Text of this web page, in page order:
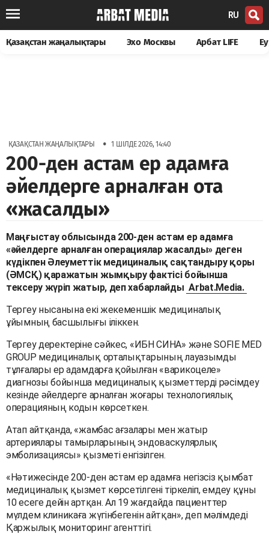
RU
Қазақстан жаңалықтары Эхо Москвы Арбат LIFE
ҚАЗАҚСТАН ЖАҢАЛЫҚТАРЫ • 1 ШІЛДЕ 2026, 14:40
200-ден астам ер адамға
әйелдерге арналған ота
«жасалды»
Маңғыстау облысында 200-ден астам ер адамға
«әйелдерге арналған операциялар жасалды» деген
күдікпен Әлеуметтік медициналық сақтандыру қоры
(ӘМСҚ) қаражатын жымқыру фактісі бойынша
тексеру жүріп жатыр, деп хабарлайды Arbat.Media.
Тергеу нысанына екі жекеменшік медициналық
ұйымның басшылығы іліккен.
Тергеу деректеріне сәйкес, «ИБН СИНА» және SOFIE MED
GROUP медициналық орталықтарының лауазымды
тұлғалары ер адамдарға қойылған «варикоцеле»
диагнозы бойынша медициналық қызметтерді рәсімдеу
кезінде әйелдерге арналған жоғары технологиялық
операцияның кодын көрсеткен.
Атап айтқанда, «жамбас ағзалары мен жатыр
артериялары тамырларының эндоваскулярлық
эмболизациясы» қызметі енгізілген.
«Нәтижесінде 200-ден астам ер адамға негізсіз қымбат
медициналық қызмет көрсетілгені тіркеліп, емдеу құны
10 есеге дейін артқан. Ал 19 жағдайда пациенттер
мүлдем клиникаға жүгінбегенін айтқан», деп мәлімдеді
Қаржылық мониторинг агенттігі.